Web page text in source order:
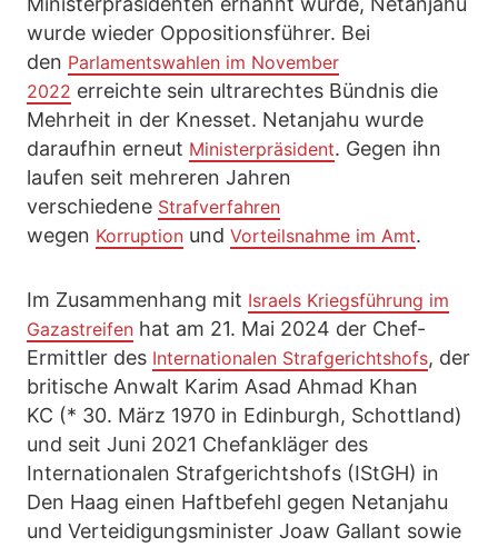
wurde wieder Oppositionsführer. Bei
den Parlamentswahlen im November
2022 erreichte sein ultrarechtes Bündnis die
Mehrheit in der Knesset. Netanjahu wurde
daraufhin erneut Ministerpräsident. Gegen ihn
laufen seit mehreren Jahren
verschiedene Strafverfahren
wegen Korruption und Vorteilsnahme im Amt.
Im Zusammenhang mit Israels Kriegsführung im
Gazastreifen hat am 21. Mai 2024 der Chef-
Ermittler des Internationalen Strafgerichtshofs, der
britische Anwalt Karim Asad Ahmad Khan
KC (* 30. März 1970 in Edinburgh, Schottland)
und seit Juni 2021 Chefankläger des
Internationalen Strafgerichtshofs (IStGH) in
Den Haag einen Haftbefehl gegen Netanjahu
und Verteidigungsminister Joaw Gallant sowie